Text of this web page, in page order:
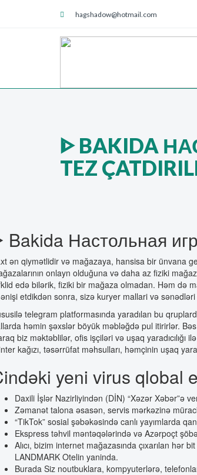
hagshadow@hotmail.com
ᐈ BAKIDA
TEZ
Bakida Настольная
ən qiymətlidir və mağazaya, hansisa bir ünvana
onlayn olduğuna və daha az fiziki
edə bilərik, fiziki bir mağaza olmadan. Həm də
etdikdən sonra, sizə kuryer mallari və
telegram platformasında yaradılan bu
həmin şəxslər böyük məbləğdə pul itirirlər.
biz məktəblilər, ofis işçiləri və uşaq
kağızı, təsərrüfat məhsulları, həmçinin uşaq
yeni virus qlobal
Daxili İşlər Nazirliyindən (DİN) “Xəzər Xəbər”ə
Zəmanət talona əsasən, servis mərkəzinə
“TikTok” sosial şəbəkəsində canlı yayımlarda
Ekspress təhvil məntəqələrində və Azərpoçt
Alıcı, bizim internet mağazasında çıxarılan hər
LANDMARK Otelin yaninda.
Burada Siz noutbuklara, kompyuterlərə,